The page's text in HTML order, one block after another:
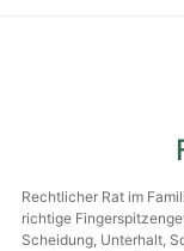
Rechtlicher Rat im
richtige
Scheidung, Unterhalt,